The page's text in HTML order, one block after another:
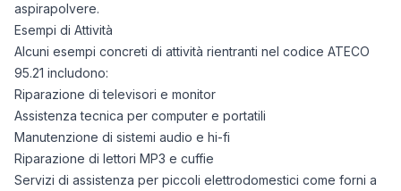
aspirapolvere.
Esempi di Attività
Alcuni esempi concreti di attività rientranti nel codice ATECO
95.21 includono:
Riparazione di televisori e monitor
Assistenza tecnica per computer e portatili
Manutenzione di sistemi audio e hi-fi
Riparazione di lettori MP3 e cuffie
Servizi di assistenza per piccoli elettrodomestici come forni a